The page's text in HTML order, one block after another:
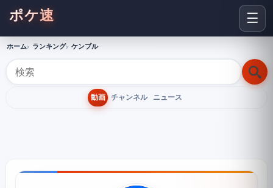
☰
ポケ速
ホーム ランキング ケンブル
動画 チャンネル ニュース